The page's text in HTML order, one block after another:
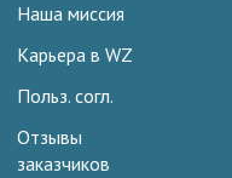
Наша миссия
Карьера в WZ
Польз. согл.
Отзывы
заказчиков